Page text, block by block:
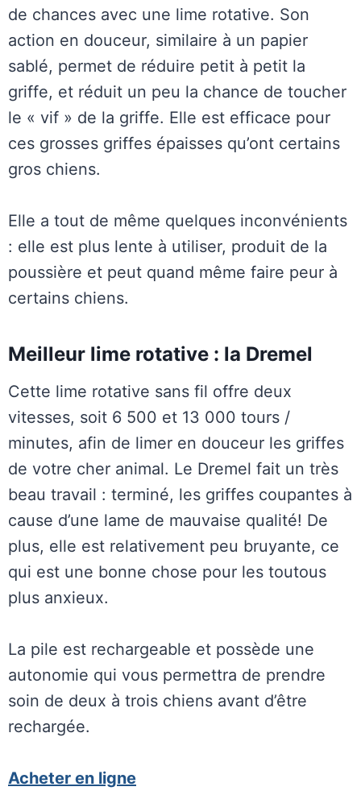
de chances avec une lime rotative. Son
action en douceur, similaire à un papier
sablé, permet de réduire petit à petit la
griffe, et réduit un peu la chance de toucher
le « vif » de la griffe. Elle est efficace pour
ces grosses griffes épaisses qu’ont certains
gros chiens.
Elle a tout de même quelques inconvénients
: elle est plus lente à utiliser, produit de la
poussière et peut quand même faire peur à
certains chiens.
Meilleur lime rotative : la Dremel
Cette lime rotative sans fil offre deux
vitesses, soit 6 500 et 13 000 tours /
minutes, afin de limer en douceur les griffes
de votre cher animal. Le Dremel fait un très
beau travail : terminé, les griffes coupantes à
cause d’une lame de mauvaise qualité! De
plus, elle est relativement peu bruyante, ce
qui est une bonne chose pour les toutous
plus anxieux.
La pile est rechargeable et possède une
autonomie qui vous permettra de prendre
soin de deux à trois chiens avant d’être
rechargée.
Acheter en ligne